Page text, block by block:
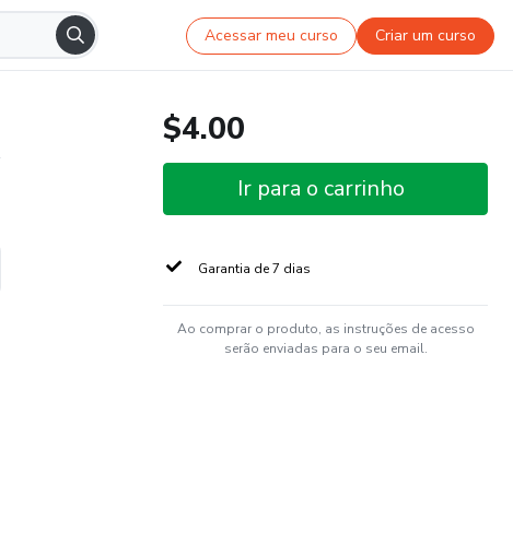
Acessar meu curso Criar um curso
$4.00
Ir para o carrinho
Garantia de 7 dias
Ao comprar o produto, as instruções de acesso
serão enviadas para o seu email.